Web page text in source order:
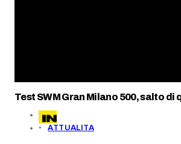
Test SWM Gran Milano 500, salto di
ATTUALITA